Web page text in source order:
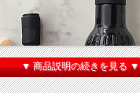
▼ 商品説明の続きを見る ▼